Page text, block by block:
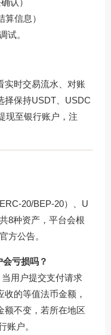
信息）
试。
实时交易流水、对账
择保持USDT、USDC
现至银行账户，注
20/BEP-20）、U
8种资产，平台会根
方公告。
亏损吗？
当用户提交支付请求
的等值法币金额，
额不变，若所在地区
账户。